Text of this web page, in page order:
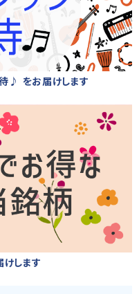
♪ をお届けします
します